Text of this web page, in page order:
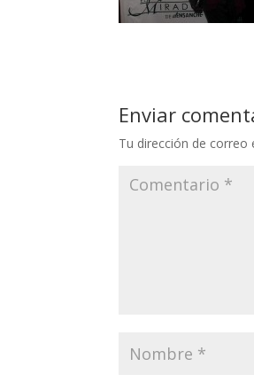
Enviar
Tu dirección de correo